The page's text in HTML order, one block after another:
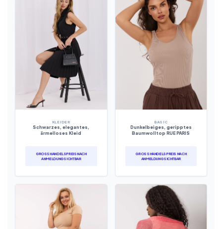
KLEIDER
Schwarzes, elegantes,
ärmelloses Kleid
GROSSHANDELSPREIS NACH A
NMELDUNG SICHTBAR
BASIC
Dunkelbeiges, geripptes
Baumwolltop RUE PARIS
GROSSHANDELSPREIS NACH A
NMELDUNG SICHTBAR